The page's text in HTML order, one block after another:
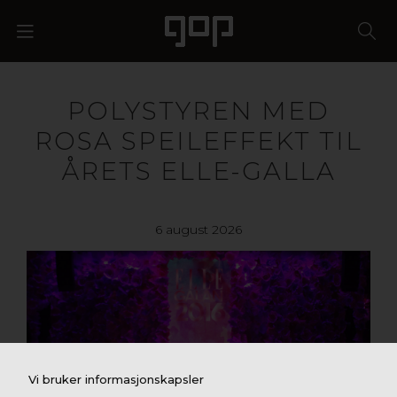
Vi bruker informasjonskapsler
POLYSTYREN MED
ROSA SPEILEFFEKT TIL
ÅRETS ELLE-GALLA
6 august 2026